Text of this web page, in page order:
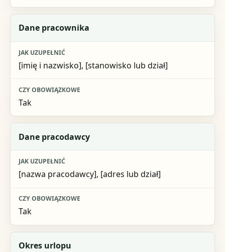
Dane pracownika
[imię i nazwisko], [stanowisko lub dział]
Tak
Dane pracodawcy
[nazwa pracodawcy], [adres lub dział]
Tak
Okres urlopu